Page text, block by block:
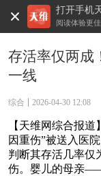
打开手机
阅读体验更佳
存活率仅两成
一线
综合 2026-04-30 12:08
【天维网综合报
因重伤”被送入医
判断其存活几率仅
伤。婴儿的母亲